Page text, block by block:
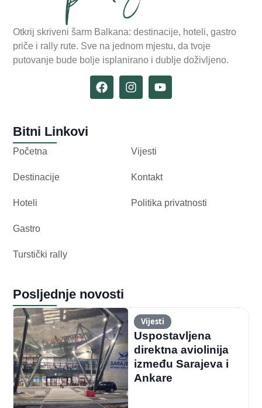
Otkrij skriveni šarm Balkana: destinacije, hoteli, gastro
priče i rally rute. Sve na jednom mjestu, da tvoje
putovanje bude bolje isplanirano i dublje doživljeno.
Bitni Linkovi
Početna
Destinacije
Hoteli
Gastro
Turstički rally
Vijesti
Kontakt
Politika privatnosti
Posljednje novosti
Vijesti
Uspostavljena
direktna aviolinija
između Sarajeva i
Ankare